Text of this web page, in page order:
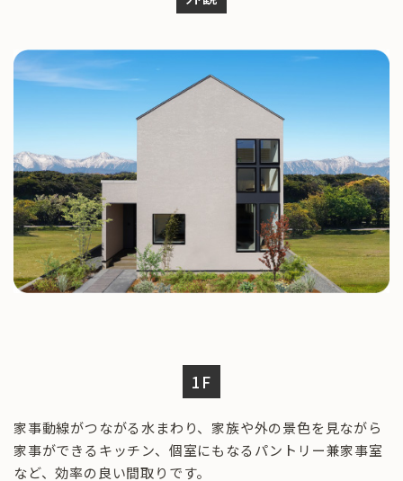
1F
家事動線がつながる水まわり、家族や外の景色を見ながら
家事ができるキッチン、個室にもなるパントリー兼家事室
など、効率の良い間取りです。